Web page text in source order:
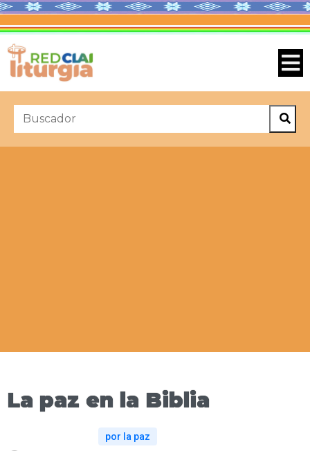
La paz en la Biblia
por la paz